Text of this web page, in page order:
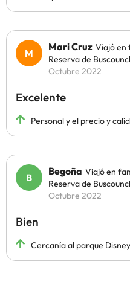
Mari Cruz Viajó en
Reserva de
Octubre 2022
Excelente
Personal y el precio y
Begoña Viajó en
Reserva de
Octubre 2022
Bien
Cercanía al parque